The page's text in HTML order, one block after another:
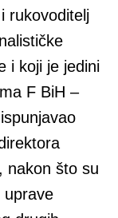
rukovoditelj
i koji je jedini
F BiH –
nakon što su
uprave